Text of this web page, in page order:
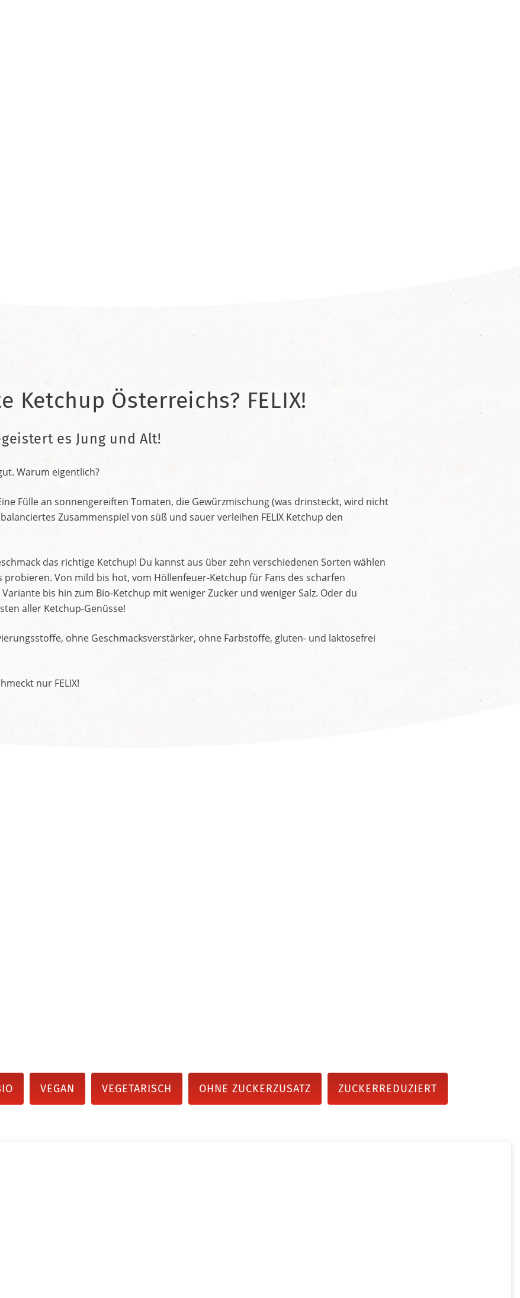
Ketchup Österreichs? FELIX!
es Jung und Alt!
Warum eigentlich?
Fülle an sonnengereiften Tomaten, die Gewürzmischung (was drinsteckt, wird nicht
Zusammenspiel von süß und sauer verleihen FELIX Ketchup den
das richtige Ketchup! Du kannst aus über zehn verschiedenen Sorten wählen
Von mild bis hot, vom Höllenfeuer-Ketchup für Fans des scharfen
bis hin zum Bio-Ketchup mit weniger Zucker und weniger Salz. Oder du
aller Ketchup-Genüsse!
ohne Geschmacksverstärker, ohne Farbstoffe, gluten- und laktosefrei
nur FELIX!
VEGAN VEGETARISCH OHNE ZUCKERZUSATZ ZUCKERREDUZIERT